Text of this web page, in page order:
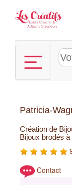
Patricia-
Création de
Bijoux brodés à
Contact